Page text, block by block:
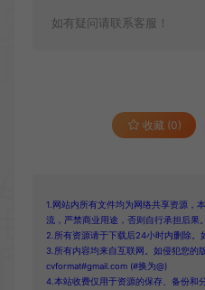
如有疑问请联系客服！
收藏 (0)
1.网站内所有文件均为网络共享资源，
流，严禁商业用途，否则自行承担后果。
2.所有资源请于下载后24小时内删除。
3.所有内容均来自互联网。如侵犯您的
cvformat#gmail.com (#换为@)
4.本站收费仅用于资源的保存、备份和